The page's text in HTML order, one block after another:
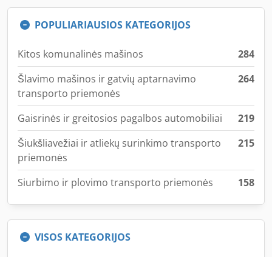
POPULIARIAUSIOS KATEGORIJOS
Kitos komunalinės mašinos
284
Šlavimo mašinos ir gatvių aptarnavimo
transporto priemonės
264
Gaisrinės ir greitosios pagalbos automobiliai
219
Šiukšliavežiai ir atliekų surinkimo transporto
priemonės
215
Siurbimo ir plovimo transporto priemonės 158
VISOS KATEGORIJOS